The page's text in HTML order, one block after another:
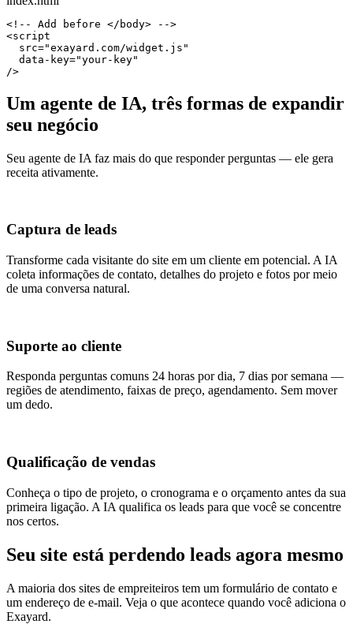
<!-- Add before </body> -->
<script
src="exayard.com/widget.js"
data-key="your-key"
/>
Um agente de IA, três formas de expandir
seu negócio
Seu agente de IA faz mais do que responder perguntas — ele gera
receita ativamente.
Captura de leads
Transforme cada visitante do site em um cliente em potencial. A IA
coleta informações de contato, detalhes do projeto e fotos por meio
de uma conversa natural.
Suporte ao cliente
Responda perguntas comuns 24 horas por dia, 7 dias por semana —
regiões de atendimento, faixas de preço, agendamento. Sem mover
um dedo.
Qualificação de vendas
Conheça o tipo de projeto, o cronograma e o orçamento antes da sua
primeira ligação. A IA qualifica os leads para que você se concentre
nos certos.
Seu site está perdendo leads agora mesmo
A maioria dos sites de empreiteiros tem um formulário de contato e
um endereço de e-mail. Veja o que acontece quando você adiciona o
Exayard.